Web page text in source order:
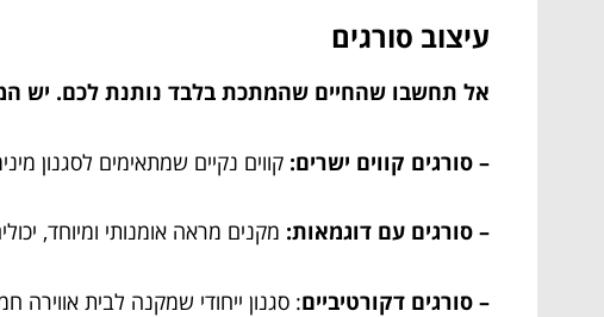
עיצוב סורגים
אל תחשבו שהחיים שהמתכת בלבד נותנת לכם. יש
– סורגים קווים ישרים: קווים נקיים שמתאימים לסגנון
– סורגים עם דוגמאות: מקנים מראה אומנותי ומיוחד,
– סורגים דקורטיביים: סגנון ייחודי שמקנה לבית אווירה